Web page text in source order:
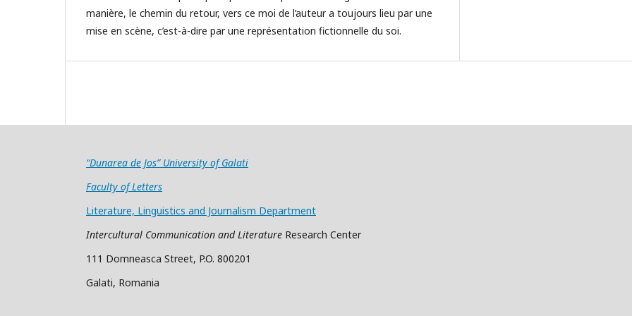
manière, le chemin du retour, vers ce moi de l’auteur a toujours lieu par une
mise en scène, c’est-à-dire par une représentation fictionnelle du soi.
“Dunarea de Jos” University of Galati
Faculty of Letters
Literature, Linguistics and Journalism Department
Intercultural Communication and Literature Research Center
111 Domneasca Street, P.O. 800201
Galati, Romania